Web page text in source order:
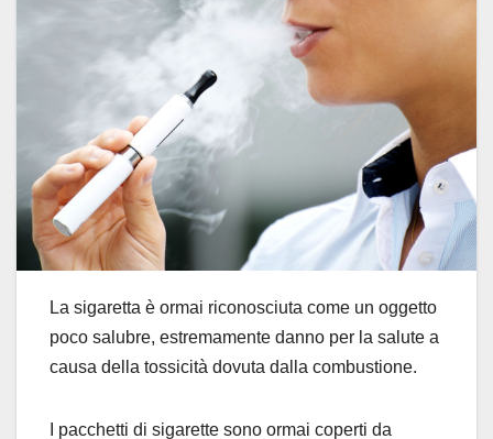
La sigaretta è ormai riconosciuta come un oggetto
poco salubre, estremamente danno per la salute a
causa della tossicità dovuta dalla combustione.
I pacchetti di sigarette sono ormai coperti da